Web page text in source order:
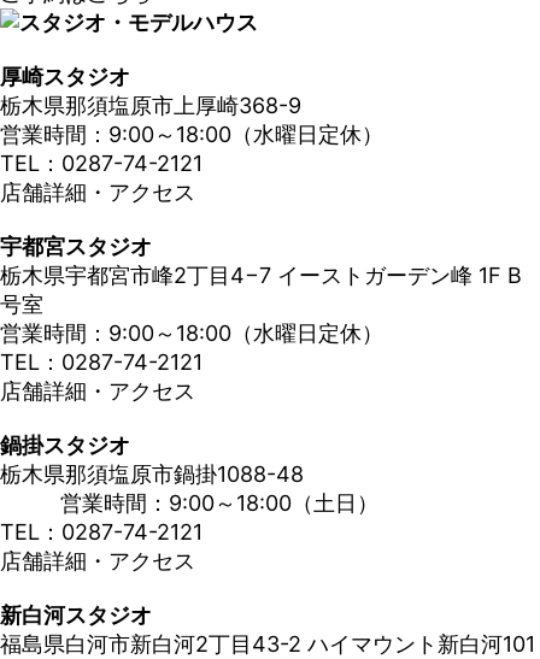
厚崎スタジオ
栃木県那須塩原市上厚崎368-9
営業時間：9:00～18:00（水曜日定休）
TEL：0287-74-2121
店舗詳細・アクセス
宇都宮スタジオ
栃木県宇都宮市峰2丁目4−7 イーストガーデン峰 1F B
号室
営業時間：9:00～18:00（水曜日定休）
TEL：0287-74-2121
店舗詳細・アクセス
鍋掛スタジオ
栃木県那須塩原市鍋掛1088-48
営業時間：9:00～18:00（土日）
TEL：0287-74-2121
店舗詳細・アクセス
新白河スタジオ
福島県白河市新白河2丁目43-2 ハイマウント新白河101